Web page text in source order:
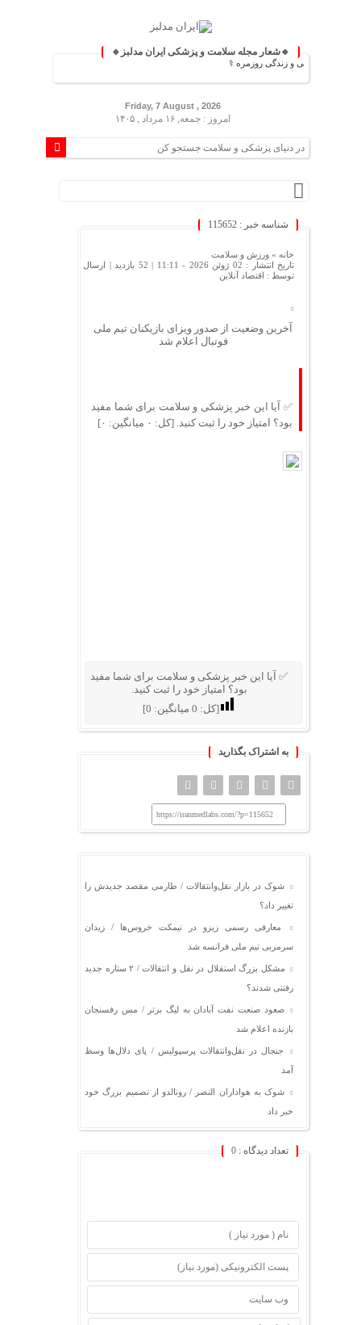
🔹شعار مجله سلامت و پزشکی ایران مدلبز🔹
پزشکی و زندگی روزمره ⚕️
Friday, 7 August , 2026
امروز : جمعه, ۱۶ مرداد , ۱۴۰۵
شناسه خبر : 115652
خانه » ورزش و سلامت
تاریخ انتشار : 02 ژوئن 2026 - 11:11 |
52 بازدید
| ارسال
توسط : اقتصاد آنلاین
آخرین وضعیت از صدور ویزای بازیکنان تیم ملی
فوتبال اعلام شد
✅ آیا این خبر پزشکی و سلامت برای شما مفید
بود؟ امتیاز خود را ثبت کنید. [کل: ۰ میانگین: ۰]
✅ آیا این خبر پزشکی و سلامت برای شما مفید
بود؟ امتیاز خود را ثبت کنید.
[کل: 0میانگین: 0
]
به اشتراک بگذارید
https://iranmedlabs.com/?p=115652
شوک در بازار نقل‌وانتقالات / طارمی مقصد جدیدش را
تغییر داد؟
معارفی رسمی زیزو در نیمکت خروس‌ها / زیدان
سرمربی تیم ملی فرانسه شد
مشکل بزرگ استقلال در نقل و انتقالات / ۲ ستاره جدید
رفتنی شدند؟
صعود صنعت نفت آبادان به لیگ برتر / مس رفسنجان
بازنده اعلام شد
جنجال در نقل‌وانتقالات پرسپولیس / پای دلال‌ها وسط
آمد
شوک به هواداران النصر / رونالدو از تصمیم بزرگ خود
خبر داد
تعداد دیدگاه : 0